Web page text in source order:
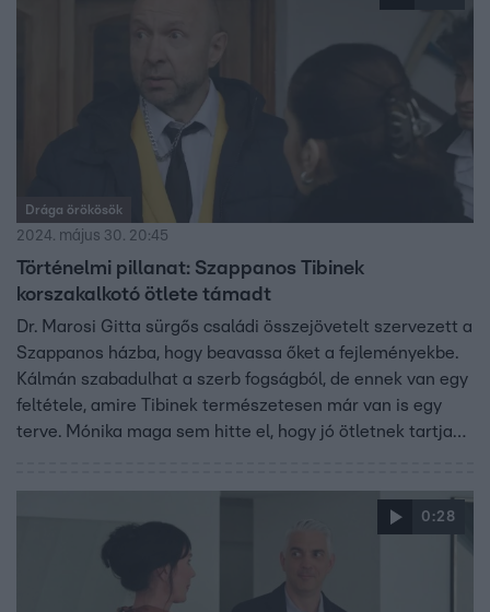
Drága örökösök
2024. május 30. 20:45
Történelmi pillanat: Szappanos Tibinek
korszakalkotó ötlete támadt
Dr. Marosi Gitta sürgős családi összejövetelt szervezett a
Szappanos házba, hogy beavassa őket a fejleményekbe.
Kálmán szabadulhat a szerb fogságból, de ennek van egy
feltétele, amire Tibinek természetesen már van is egy
terve. Mónika maga sem hitte el, hogy jó ötletnek tartja
0:28